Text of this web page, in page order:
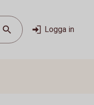
Logga in